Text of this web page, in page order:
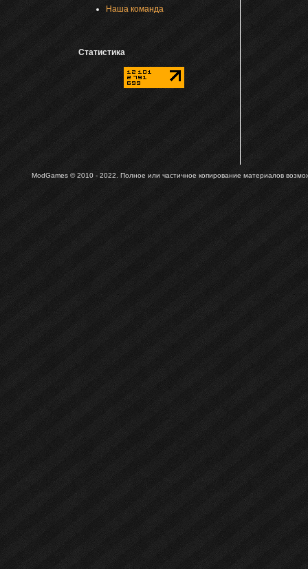
Наша команда
Статистика
ModGames © 2010 - 2022. Полное или частичное копирование материалов